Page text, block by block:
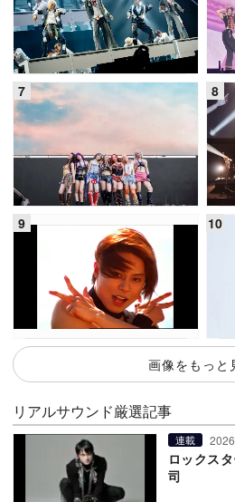
画像をもっと
リアルサウンド厳選記事
連載
ロックス
司